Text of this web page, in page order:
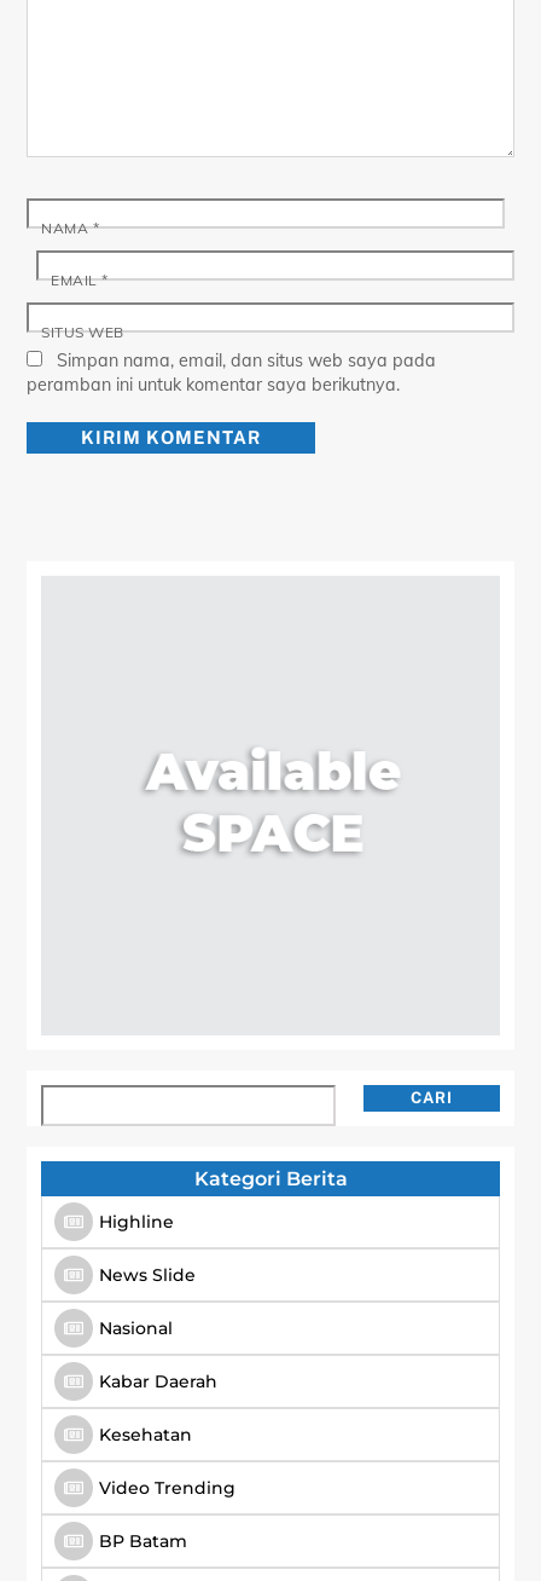
NAMA*
EMAIL*
SITUS WEB
Simpan nama, email, dan situs web saya pada
peramban ini untuk komentar saya berikutnya.
Cari CARI
Kategori Berita
Highline
News Slide
Nasional
Kabar Daerah
Kesehatan
Video Trending
BP Batam